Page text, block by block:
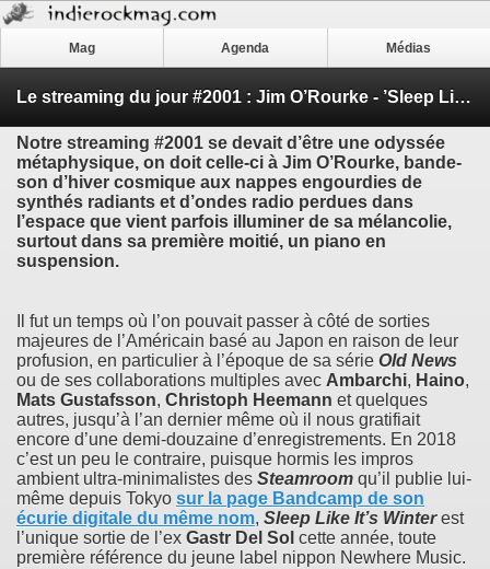
Mag Agenda Médias
Le streaming du jour #2001 : Jim O’Rourke - ’Sleep Like It’s Winter’
Notre streaming #2001 se devait d’être une odyssée
métaphysique, on doit celle-ci à Jim O’Rourke, bande-
son d’hiver cosmique aux nappes engourdies de
synthés radiants et d’ondes radio perdues dans
l’espace que vient parfois illuminer de sa mélancolie,
surtout dans sa première moitié, un piano en
suspension.
Il fut un temps où l’on pouvait passer à côté de sorties
majeures de l’Américain basé au Japon en raison de leur
profusion, en particulier à l’époque de sa série Old News
ou de ses collaborations multiples avec Ambarchi, Haino,
Mats Gustafsson, Christoph Heemann et quelques
autres, jusqu’à l’an dernier même où il nous gratifiait
encore d’une demi-douzaine d’enregistrements. En 2018
c’est un peu le contraire, puisque hormis les impros
ambient ultra-minimalistes des Steamroom qu’il publie lui-
même depuis Tokyo sur la page Bandcamp de son
écurie digitale du même nom, Sleep Like It’s Winter est
l’unique sortie de l’ex Gastr Del Sol cette année, toute
première référence du jeune label nippon Newhere Music.